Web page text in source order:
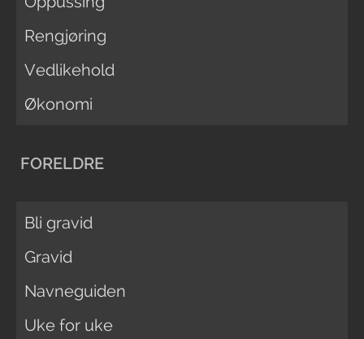
Rengjøring
Vedlikehold
Økonomi
FORELDRE
Bli gravid
Gravid
Navneguiden
Uke for uke